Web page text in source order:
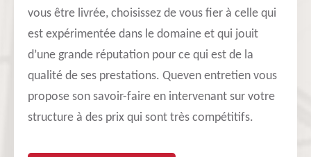
vous être livrée, choisissez de vous fier à celle qui
est expérimentée dans le domaine et qui jouit
d’une grande réputation pour ce qui est de la
qualité de ses prestations. Queven entretien vous
propose son savoir-faire en intervenant sur votre
structure à des prix qui sont très compétitifs.